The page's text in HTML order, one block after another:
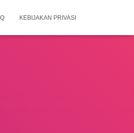
KEBIJAKAN PRIVASI